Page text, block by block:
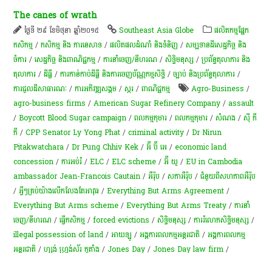
The canes of wrath
ថ្ងៃទី ២៩ ខែមិថុនា ឆ្នាំ២០១៥ Southeast Asia Globe
​ផលិតកម្ម​ផ្នែក​
កសិកម្ម​ /កសិកម្ម​ និង​ ការ​នេ​សាទ​ /ផលិតផលដំណាំ និងទំនិញ /សម្បទានដីសេដ្ឋកិច្ច និង
ចំការ /សេដ្ឋកិច្ច និងពាណិជ្ជកម្ម /ការនាំចេញ/នីហរណ /សិទ្ធិមនុស្ស /ប្រព័ន្ធតុលាការ និង
តុលាការ /ដីធ្លី /ការកាន់កាប់​ដីធ្លី និង​ការចេញ​ប័ណ្ណកម្មសិទ្ធិ​ /ច្បាប់ និងប្រព័ន្ធតុលាការ /
ការជួលដីសាធារណៈ /ការ​អភិវឌ្ឍ​សង្គម /​ស្ករ /ពាណិជ្ជកម្ម Agro-Business /
agro-business firms /American Sugar Refinery Company /assault
/Boycott Blood Sugar campaign /ពលកម្ម​កុមារ /ពលកម្ម​កុមារ​ /សំណង /ស៊ី ភី
ភី /CPP Senator Ly Yong Phat /criminal activity /Dr Nirun
Pitakwatchara /Dr Pung Chhiv Kek /អ៊ី ប៊ី អេ / economic land
concession /ការអប់រំ /ELC /ELC scheme /អ៊ី យូ /EU in Cambodia
ambassador Jean-Francois Cautain /អឺរ៉ុប /សភាអឺរ៉ុប /ជំនួយពីសហភាពអឺរ៉ុប
/អ្វីៗ​គ្រប់​យ៉ាង​លើក​លែង​តែ​អាវុធ /Everything But Arms Agreement /
Everything But Arms scheme /Everything But Arms Treaty /ការនាំ
ចេញ/នីហរណ /ធ្វើកសិកម្ម /forced evictions /សិទ្ធិមនុស្ស /ការរំលោភសិទ្ធិមនុស្ស​ /
illegal possession of land /អាយឡូ /អង្គការពលកម្មអន្តរជាតិ /​អង្គការ​ពលកម្ម​
អន្តរជាតិ /ហ្សង់ ហ្វ្រង់ស័រ កូតាំង/Jones Day /Jones Day law firm /